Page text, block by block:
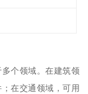
个领域。在建筑领
在交通领域，可用